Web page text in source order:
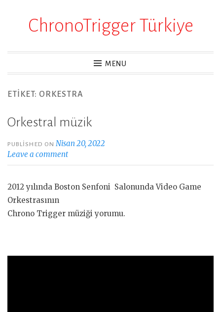
ChronoTrigger Türkiye
MENU
ETIKET: ORKESTRA
Orkestral müzik
PUBLISHED ONNisan 20, 2022
Leave a comment
2012 yılında Boston Senfoni Salonunda Video Game
Orkestrasının
Chrono Trigger müziği yorumu.